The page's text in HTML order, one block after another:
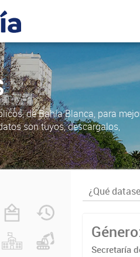
de Bahía Blanca, para
son tuyos, descargalos,
Secretaría